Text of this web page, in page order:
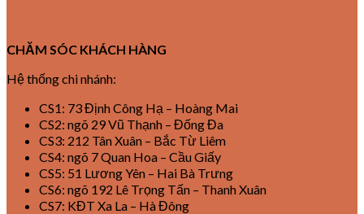
CHĂM SÓC KHÁCH HÀNG
Hệ thống chi nhánh:
CS1: 73 Định Công Hạ – Hoàng Mai
CS2: ngõ 29 Vũ Thạnh – Đống Đa
CS3: 212 Tân Xuân – Bắc Từ Liêm
CS4: ngõ 7 Quan Hoa – Cầu Giấy
CS5: 51 Lương Yên – Hai Bà Trưng
CS6: ngõ 192 Lê Trọng Tấn – Thanh Xuân
CS7: KĐT Xa La – Hà Đông